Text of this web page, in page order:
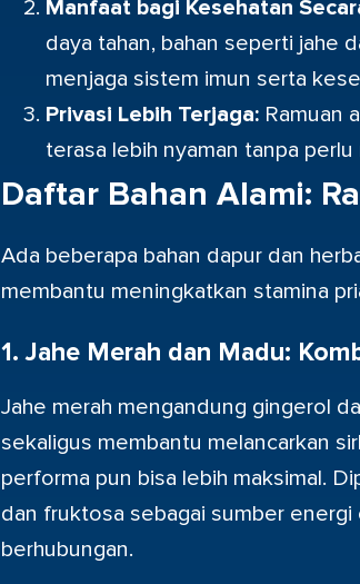
Manfaat bagi Kesehatan
daya tahan, bahan seperti jahe
menjaga sistem imun serta
Privasi Lebih Terjaga: Ramuan
terasa lebih nyaman tanpa
Daftar Bahan Alami:
Ada beberapa bahan dapur dan
membantu meningkatkan stamina
1. Jahe Merah dan Madu:
Jahe merah mengandung gingerol
sekaligus membantu melancarkan
performa pun bisa lebih maksimal.
dan fruktosa sebagai sumber
berhubungan.